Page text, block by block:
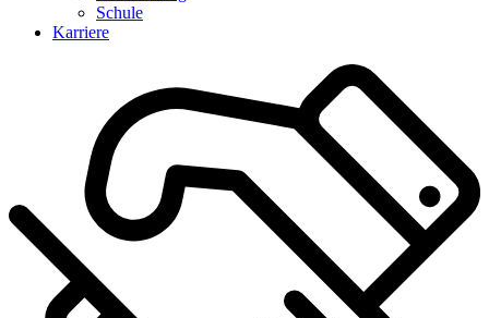
Schule
Karriere